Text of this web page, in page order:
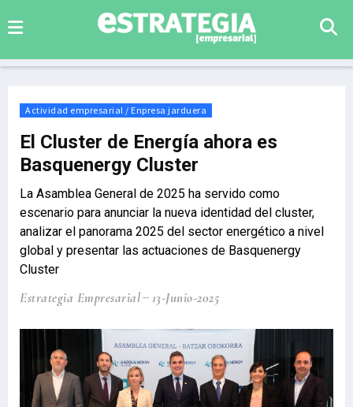
Actividad empresarial / Enpresa jarduera
El Cluster de Energía ahora es
Basquenergy Cluster
La Asamblea General de 2025 ha servido como
escenario para anunciar la nueva identidad del cluster,
analizar el panorama 2025 del sector energético a nivel
global y presentar las actuaciones de Basquenergy
Cluster
Estrategia Empresarial 13-Junio-2025